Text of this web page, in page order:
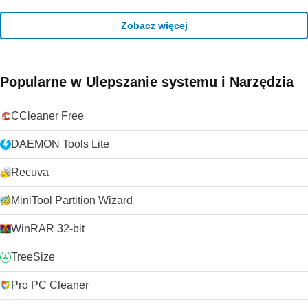
Zobacz więcej
Popularne w Ulepszanie systemu i Narzędzia
CCleaner Free
DAEMON Tools Lite
Recuva
MiniTool Partition Wizard
WinRAR 32-bit
TreeSize
Pro PC Cleaner